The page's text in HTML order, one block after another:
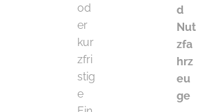
od
er
kur
zfri
stig
e
d
Nut
zfa
hrz
eu
ge